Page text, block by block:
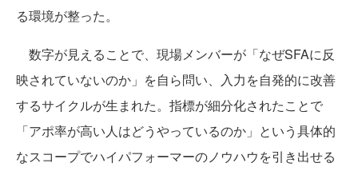
る環境が整った。
数字が見えることで、現場メンバーが「なぜSFAに反
映されていないのか」を自ら問い、入力を自発的に改善
するサイクルが生まれた。指標が細分化されたことで
「アポ率が高い人はどうやっているのか」という具体的
なスコープでハイパフォーマーのノウハウを引き出せる